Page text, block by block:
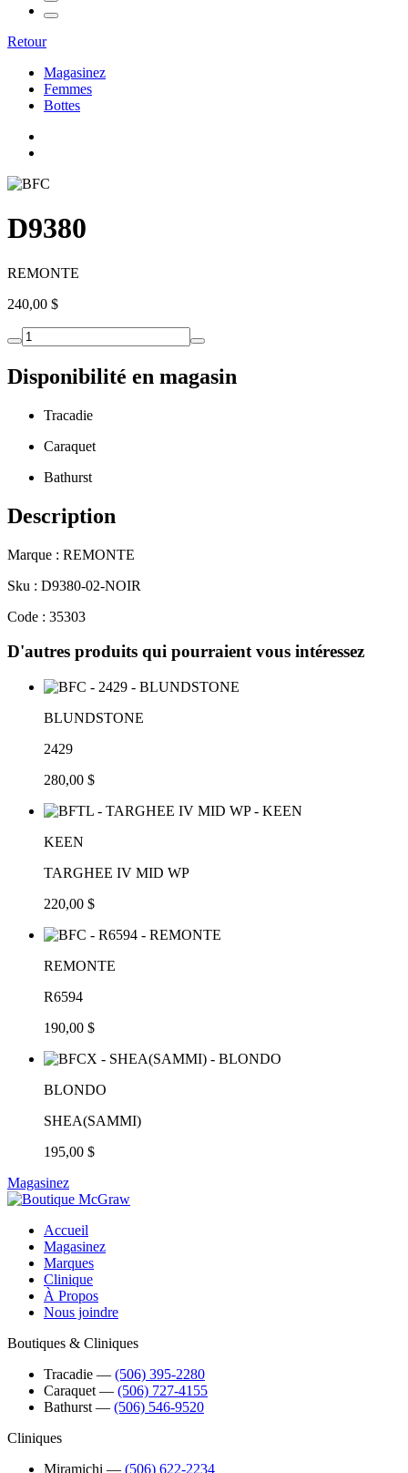
Retour
Magasinez
Femmes
Bottes
D9380
REMONTE
240,00 $
Disponibilité en magasin
Tracadie
Caraquet
Bathurst
Description
Marque : REMONTE
Sku : D9380-02-NOIR
Code : 35303
D'autres produits qui pourraient vous intéressez
BLUNDSTONE
2429
280,00 $
KEEN
TARGHEE IV MID WP
220,00 $
REMONTE
R6594
190,00 $
BLONDO
SHEA(SAMMI)
195,00 $
Magasinez
Accueil
Magasinez
Marques
Clinique
À Propos
Nous joindre
Boutiques & Cliniques
Tracadie ― (506) 395-2280
Caraquet ― (506) 727-4155
Bathurst ― (506) 546-9520
Cliniques
Miramichi ― (506) 622-2234